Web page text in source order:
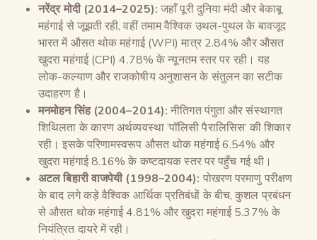
नरेंद्र मोदी (2014–2025): जहाँ पूरी दुनिया मंदी और बेकाबू
महंगाई से जूझती रही, वहीं तमाम वैश्विक उथल-पुथल के बावजूद
भारत में औसत थोक महंगाई (WPI) मात्र 2.84% और औसत
खुदरा महंगाई (CPI) 4.78% के न्यूनतम स्तर पर रही। यह
लोक-कल्याण और राजकोषीय अनुशासन के संतुलन का सटीक
उदाहरण है।
मनमोहन सिंह (2004–2014): नीतिगत पंगुता और संस्थागत
शिथिलता के कारण अर्थव्यवस्था ‘पॉलिसी पैरालिसिस’ की शिकार
रही। इसके परिणामस्वरूप औसत थोक महंगाई 6.54% और
खुदरा महंगाई 8.16% के कष्टदायक स्तर पर पहुँच गई थी।
अटल बिहारी वाजपेयी (1998–2004): पोखरण परमाणु परीक्षण
के बाद लगे कड़े वैश्विक आर्थिक प्रतिबंधों के बीच, कुशल प्रबंधन
से औसत थोक महंगाई 4.81% और खुदरा महंगाई 5.37% के
नियंत्रित दायरे में रही।